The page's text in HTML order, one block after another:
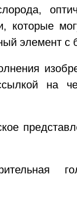
которые
элемент с
на